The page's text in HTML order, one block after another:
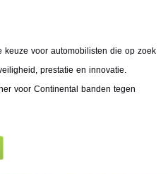
voor automobilisten die op zoek
prestatie en innovatie.
voor Continental banden tegen